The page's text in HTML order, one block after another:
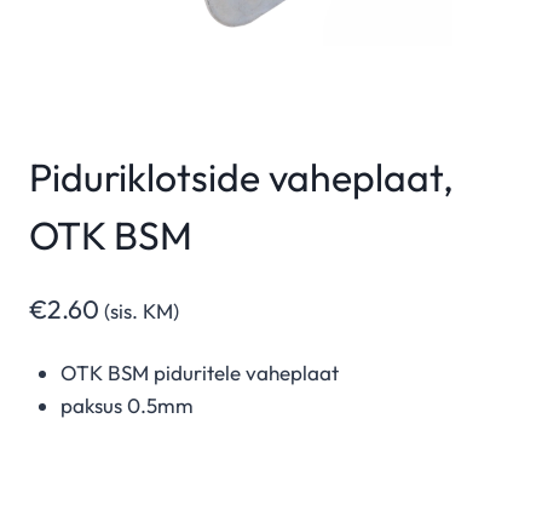
Piduriklotside vaheplaat,
OTK BSM
€2.60 (sis. KM)
OTK BSM piduritele vaheplaat
paksus 0.5mm